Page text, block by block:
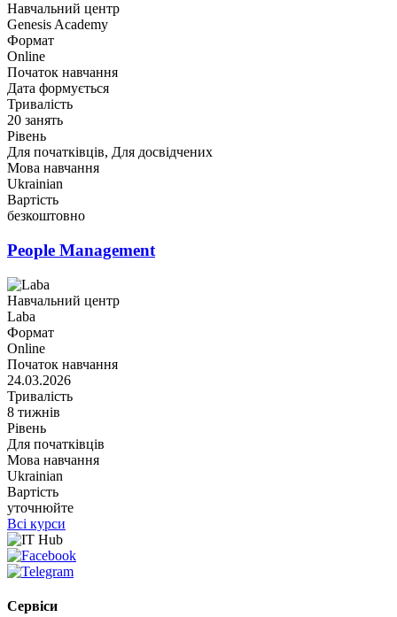
Навчальний центр
Genesis Academy
Формат
Online
Початок навчання
Дата формується
Тривалість
20 занять
Рівень
Для початківців, Для досвідчених
Мова навчання
Ukrainian
Вартість
безкоштовно
People Management
Навчальний центр
Laba
Формат
Online
Початок навчання
24.03.2026
Тривалість
8 тижнів
Рівень
Для початківців
Мова навчання
Ukrainian
Вартість
уточнюйте
Всі курси
Сервіси